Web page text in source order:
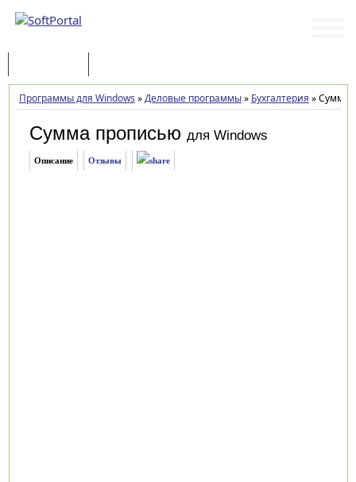
Программы для Windows »Деловые программы» Бухгалтерия »Сумма
Сумма прописью для Windows
Описание Отзывы